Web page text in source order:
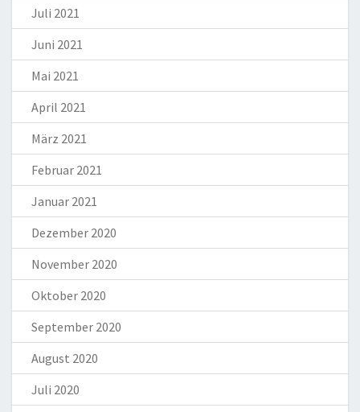
Juli 2021
Juni 2021
Mai 2021
April 2021
März 2021
Februar 2021
Januar 2021
Dezember 2020
November 2020
Oktober 2020
September 2020
August 2020
Juli 2020